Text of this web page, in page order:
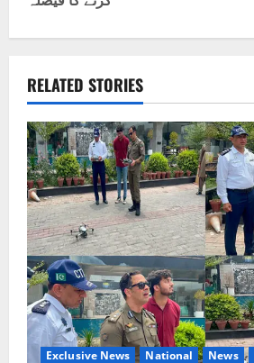
n
v
i
g
a
t
i
o
RELATED STORIES
Exclusive News National News